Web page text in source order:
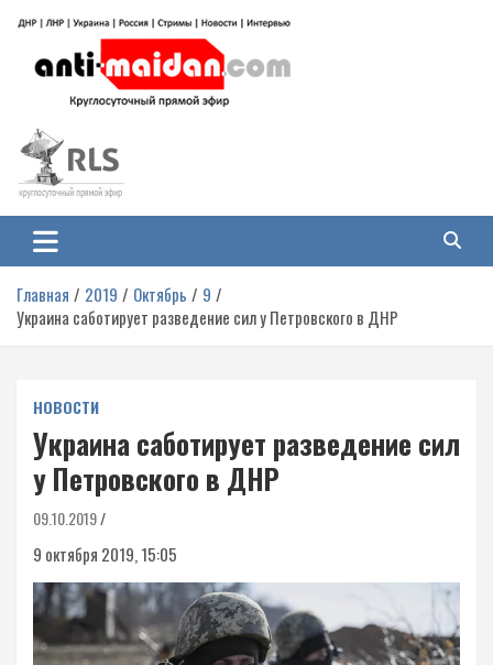
содержимому
Антимайдан: Гражданская война
на Украине
гражданской войне на Украине, включая события в Новороссии, ДНР,
ЛНР и других регионах.
Главная 2019 Октябрь
9
Украина саботирует разведение сил у Петровского в ДНР
НОВОСТИ
Украина саботирует разведение сил
у Петровского в ДНР
09.10.2019
9 октября 2019, 15:05